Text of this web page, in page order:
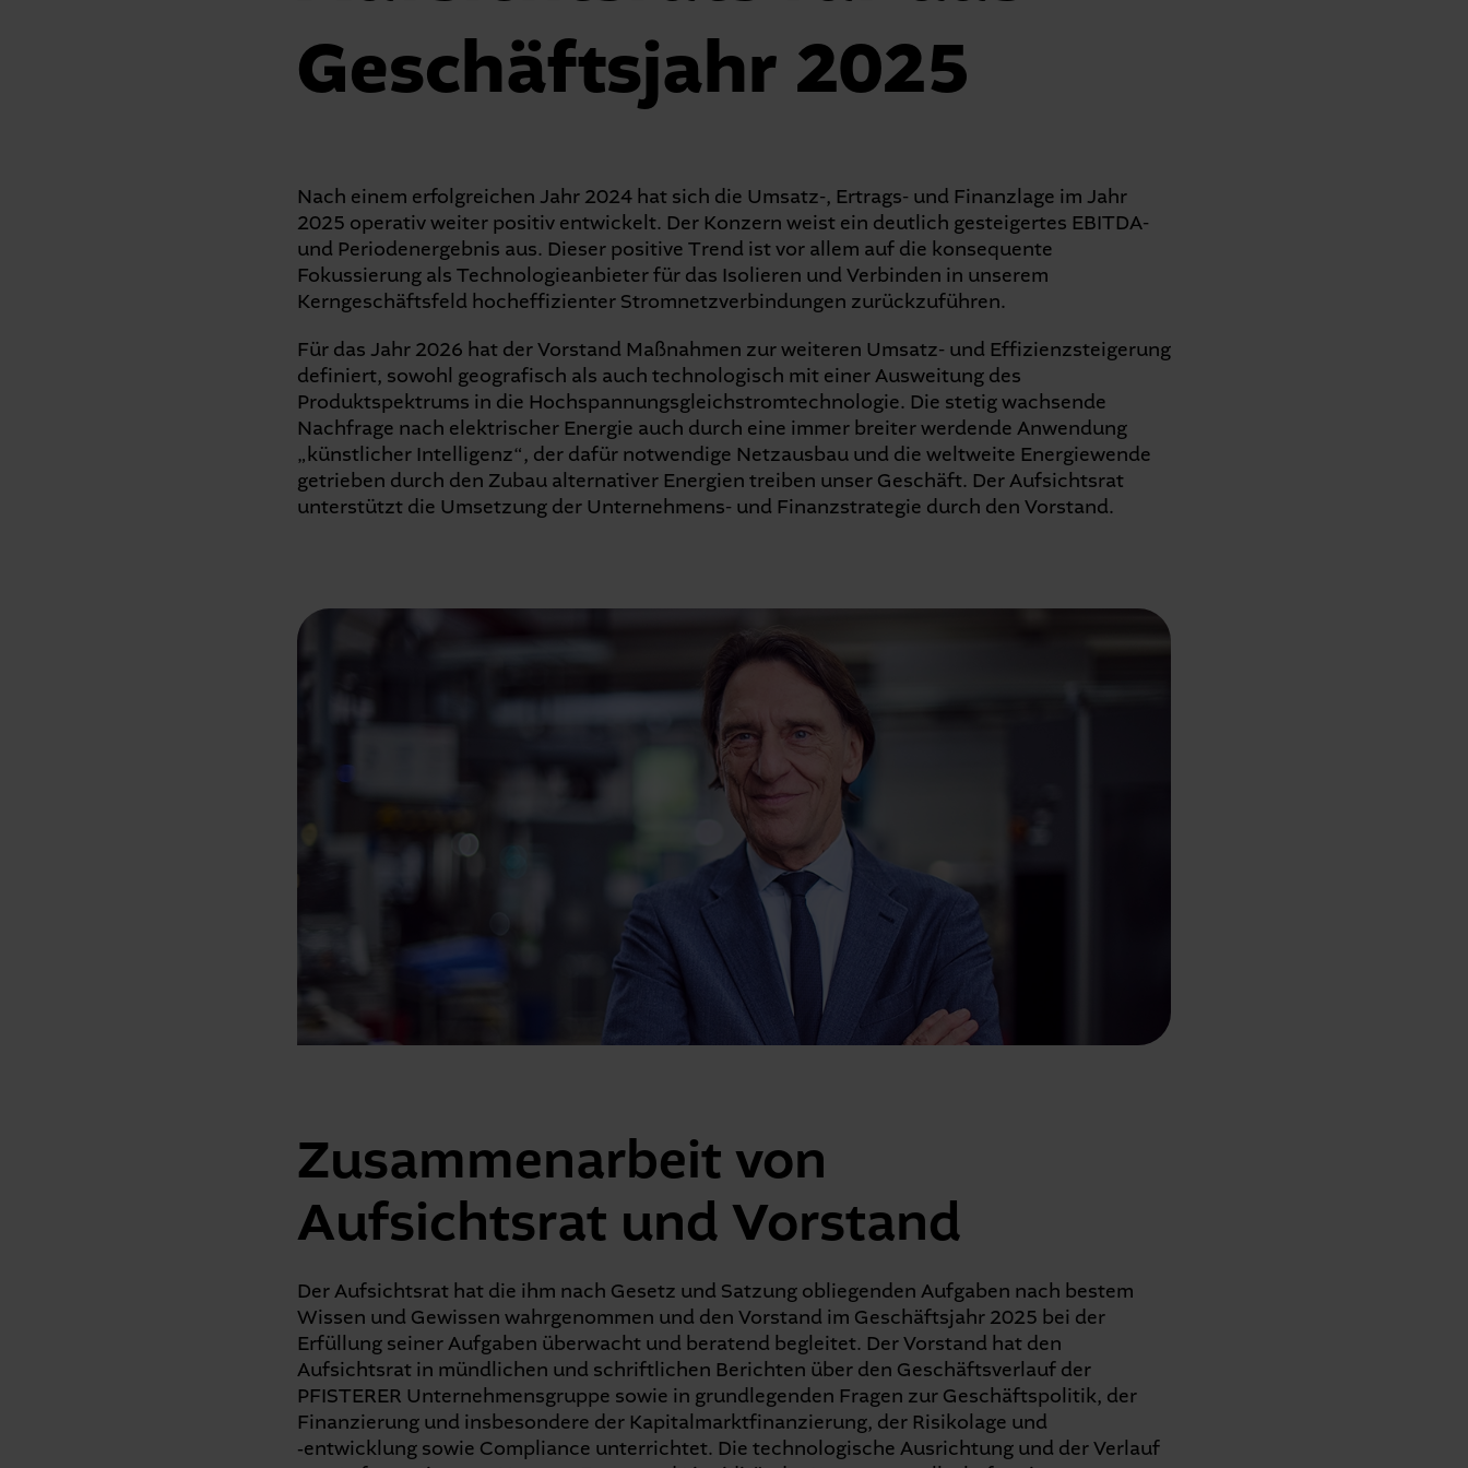
Geschäfts­jahr 2025
Nach einem erfolgreichen Jahr 2024 hat sich die Umsatz-, Ertrags- und Finanzlage im Jahr
2025 operativ weiter positiv entwickelt. Der Konzern weist ein deutlich gesteigertes EBITDA-
und Periodenergebnis aus. Dieser positive Trend ist vor allem auf die konsequente
Fokussierung als Technologieanbieter für das Isolieren und Verbinden in unserem
Kerngeschäftsfeld hocheffizienter Stromnetzverbindungen zurückzuführen.
Für das Jahr 2026 hat der Vorstand Maßnahmen zur weiteren Umsatz- und Effizienzsteigerung
definiert, sowohl geografisch als auch technologisch mit einer Ausweitung des
Produktspektrums in die Hochspannungsgleichstromtechnologie. Die stetig wachsende
Nachfrage nach elektrischer Energie auch durch eine immer breiter werdende Anwendung
„künstlicher Intelligenz“, der dafür notwendige Netzausbau und die weltweite Energiewende
getrieben durch den Zubau alternativer Energien treiben unser Geschäft. Der Aufsichtsrat
unterstützt die Umsetzung der Unternehmens- und Finanzstrategie durch den Vorstand.
Zusammenarbeit von
Aufsichtsrat und Vorstand
Der Aufsichtsrat hat die ihm nach Gesetz und Satzung obliegenden Aufgaben nach bestem
Wissen und Gewissen wahrgenommen und den Vorstand im Geschäftsjahr 2025 bei der
Erfüllung seiner Aufgaben überwacht und beratend begleitet. Der Vorstand hat den
Aufsichtsrat in mündlichen und schriftlichen Berichten über den Geschäftsverlauf der
PFISTERER Unternehmensgruppe sowie in grundlegenden Fragen zur Geschäftspolitik, der
Finanzierung und insbesondere der Kapitalmarktfinanzierung, der Risikolage und
‑entwicklung sowie Compliance unterrichtet. Die technologische Ausrichtung und der Verlauf